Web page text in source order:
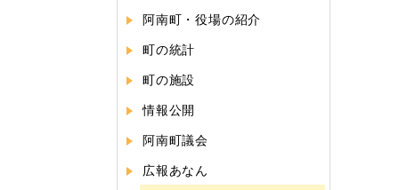
阿南町・役場の紹介
町の統計
町の施設
情報公開
阿南町議会
広報あなん